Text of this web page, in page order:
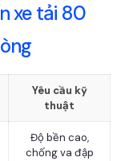
xe tải 80
Yêu cầu kỹ
thuật
Độ bền cao,
chống va đập